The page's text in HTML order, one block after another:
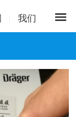
我们